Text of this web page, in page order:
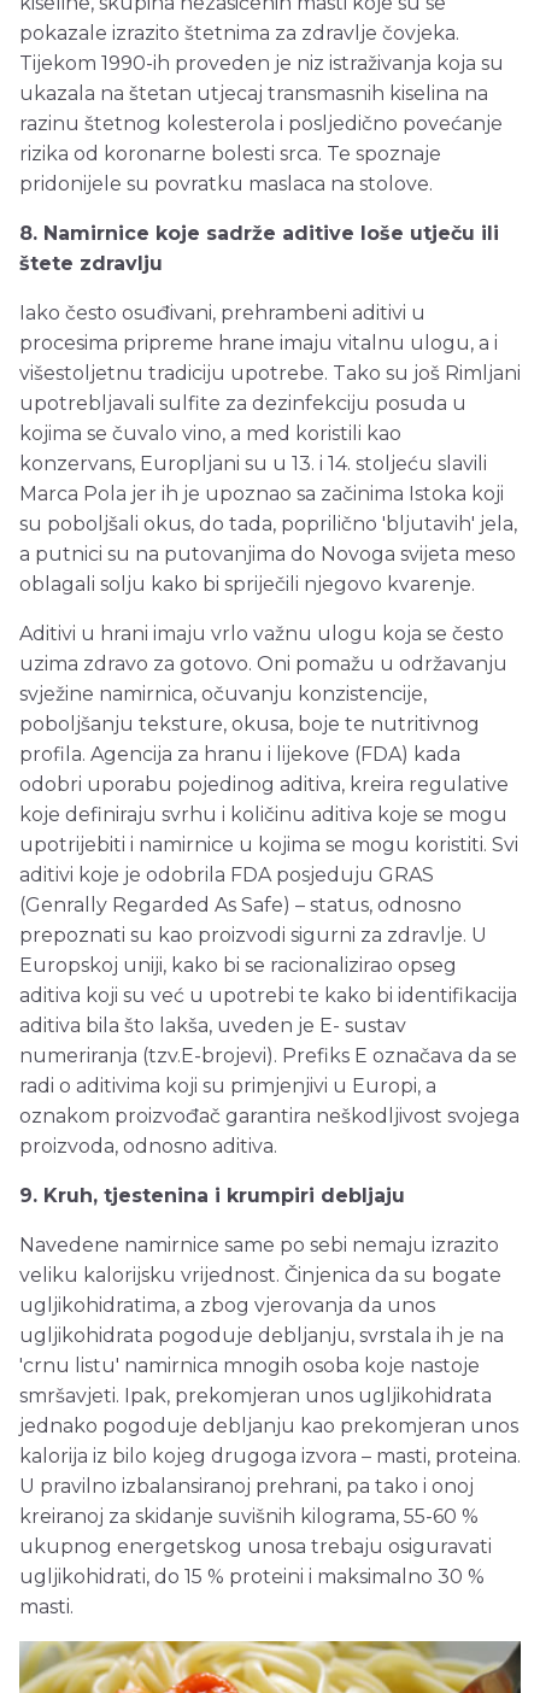
pokazale izrazito štetnima za zdravlje čovjeka.
Tijekom 1990-ih proveden je niz istraživanja koja su
ukazala na štetan utjecaj transmasnih kiselina na
razinu štetnog kolesterola i posljedično povećanje
rizika od koronarne bolesti srca. Te spoznaje
pridonijele su povratku maslaca na stolove.
8. Namirnice koje sadrže aditive loše utječu ili
štete zdravlju
Iako često osuđivani, prehrambeni aditivi u
procesima pripreme hrane imaju vitalnu ulogu, a i
višestoljetnu tradiciju upotrebe. Tako su još Rimljani
upotrebljavali sulfite za dezinfekciju posuda u
kojima se čuvalo vino, a med koristili kao
konzervans, Europljani su u 13. i 14. stoljeću slavili
Marca Pola jer ih je upoznao sa začinima Istoka koji
su poboljšali okus, do tada, poprilično 'bljutavih' jela,
a putnici su na putovanjima do Novoga svijeta meso
oblagali solju kako bi spriječili njegovo kvarenje.
Aditivi u hrani imaju vrlo važnu ulogu koja se često
uzima zdravo za gotovo. Oni pomažu u održavanju
svježine namirnica, očuvanju konzistencije,
poboljšanju teksture, okusa, boje te nutritivnog
profila. Agencija za hranu i lijekove (FDA) kada
odobri uporabu pojedinog aditiva, kreira regulative
koje definiraju svrhu i količinu aditiva koje se mogu
upotrijebiti i namirnice u kojima se mogu koristiti. Svi
aditivi koje je odobrila FDA posjeduju GRAS
(Genrally Regarded As Safe) – status, odnosno
prepoznati su kao proizvodi sigurni za zdravlje. U
Europskoj uniji, kako bi se racionalizirao opseg
aditiva koji su već u upotrebi te kako bi identifikacija
aditiva bila što lakša, uveden je E- sustav
numeriranja (tzv.E-brojevi). Prefiks E označava da se
radi o aditivima koji su primjenjivi u Europi, a
oznakom proizvođač garantira neškodljivost svojega
proizvoda, odnosno aditiva.
9. Kruh, tjestenina i krumpiri debljaju
Navedene namirnice same po sebi nemaju izrazito
veliku kalorijsku vrijednost. Činjenica da su bogate
ugljikohidratima, a zbog vjerovanja da unos
ugljikohidrata pogoduje debljanju, svrstala ih je na
'crnu listu' namirnica mnogih osoba koje nastoje
smršavjeti. Ipak, prekomjeran unos ugljikohidrata
jednako pogoduje debljanju kao prekomjeran unos
kalorija iz bilo kojeg drugoga izvora – masti, proteina.
U pravilno izbalansiranoj prehrani, pa tako i onoj
kreiranoj za skidanje suvišnih kilograma, 55-60 %
ukupnog energetskog unosa trebaju osiguravati
ugljikohidrati, do 15 % proteini i maksimalno 30 %
masti.